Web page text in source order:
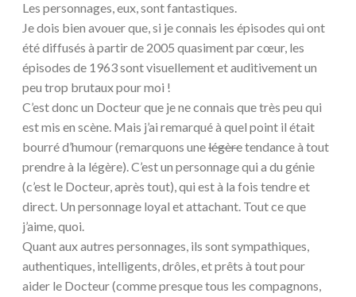
Les personnages, eux, sont fantastiques.
Je dois bien avouer que, si je connais les épisodes qui ont
été diffusés à partir de 2005 quasiment par cœur, les
épisodes de 1963 sont visuellement et auditivement un
peu trop brutaux pour moi !
C’est donc un Docteur que je ne connais que très peu qui
est mis en scène. Mais j’ai remarqué à quel point il était
bourré d’humour (remarquons unelégèretendance à tout
prendre à la légère). C’est un personnage qui a du génie
(c’est le Docteur, après tout), qui est à la fois tendre et
direct. Un personnage loyal et attachant. Tout ce que
j’aime, quoi.
Quant aux autres personnages, ils sont sympathiques,
authentiques, intelligents, drôles, et prêts à tout pour
aider le Docteur (comme presque tous les compagnons,